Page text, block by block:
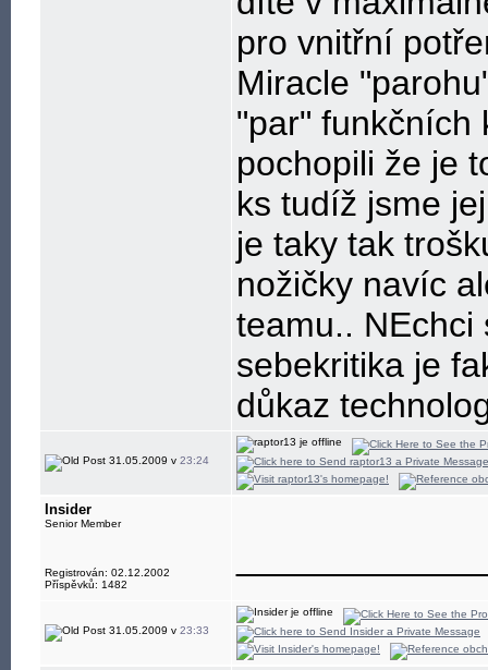
pro vnitřní
Miracle
"par" funkčních
pochopili že je
ks tudíž jsme
je taky tak
nožičky navíc
teamu.. NEchci
sebekritika je
důkaz
31.05.2009 v 23:24
Insider
Senior Member
Registrován: 02.12.2002
Příspěvků: 1482
31.05.2009 v 23:33